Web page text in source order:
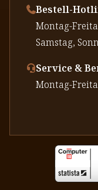
Bestell-
⁠Montag-
⁠Samstag,
Service &
⁠Montag-